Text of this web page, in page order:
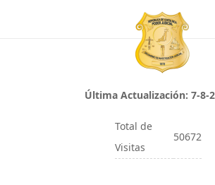
Última Actualización: 7-8-
Total de
Visitas
50672